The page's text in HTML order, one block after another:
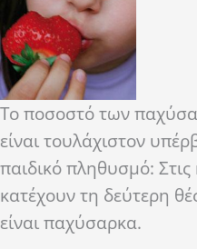
Το ποσοστό των
είναι τουλάχιστον
παιδικό πληθυσμό:
κατέχουν τη δεύτερη
είναι παχύσαρκα.